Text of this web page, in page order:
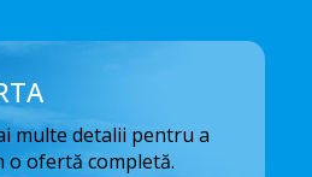
multe detalii pentru a
o ofertă completă.